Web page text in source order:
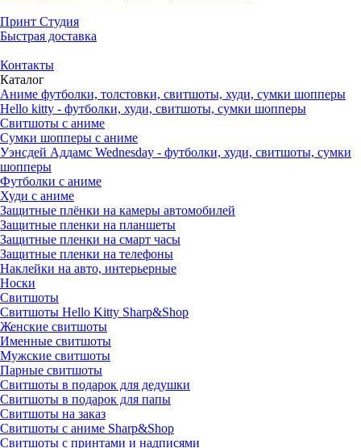
Принт Студия
Быстрая доставка
Контакты
Каталог
Аниме футболки, толстовки, свитшоты, худи, сумки шопперы
Hello kitty - футболки, худи, свитшоты, сумки шопперы
Свитшоты с аниме
Сумки шопперы с аниме
Уэнсдей Аддамс Wednesday - футболки, худи, свитшоты, сумки
шопперы
Футболки с аниме
Худи с аниме
Защитные плёнки на камеры автомобилей
Защитные пленки на планшеты
Защитные пленки на смарт часы
Защитные пленки на телефоны
Наклейки на авто, интерьерные
Носки
Свитшоты
Cвитшоты Hello Kitty Sharp&Shop
Женские свитшоты
Именные свитшоты
Мужские свитшоты
Парные свитшоты
Свитшоты в подарок для дедушки
Свитшоты в подарок для папы
Свитшоты на заказ
Свитшоты с аниме Sharp&Shop
Свитшоты с принтами и надписями